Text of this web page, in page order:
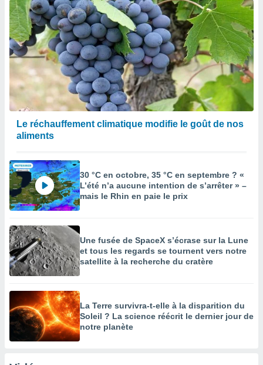
Le réchauffement climatique modifie le goût de nos
aliments
30 °C en octobre, 35 °C en septembre ? «
L’été n’a aucune intention de s’arrêter » –
mais le Rhin en paie le prix
Une fusée de SpaceX s’écrase sur la Lune
et tous les regards se tournent vers notre
satellite à la recherche du cratère
La Terre survivra-t-elle à la disparition du
Soleil ? La science réécrit le dernier jour de
notre planète